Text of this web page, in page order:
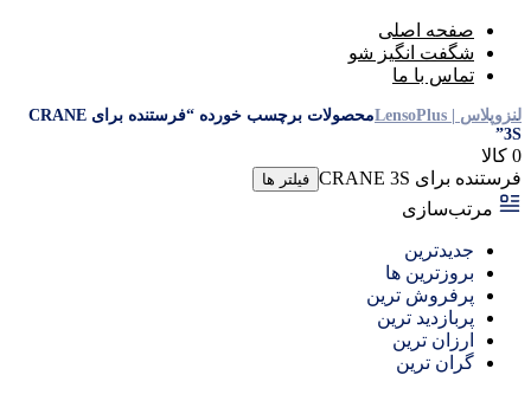
صفحه اصلی
شگفت انگیز شو
تماس با ما
لنزوپلاس | LensoPlus
محصولات برچسب خورده “فرستنده برای CRANE
3S”
0 کالا
فرستنده برای CRANE 3S
فیلتر ها
مرتب‌سازی
جدیدترین
بروزترین ها
پرفروش ترین
پربازدید ترین
ارزان ترین
گران ترین